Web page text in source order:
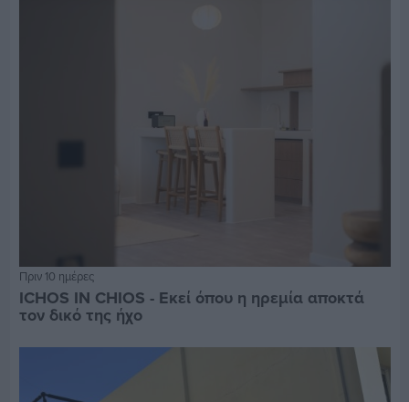
Πριν 10 ημέρες
ICHOS IN CHIOS - Εκεί όπου η ηρεμία αποκτά
τον δικό της ήχο